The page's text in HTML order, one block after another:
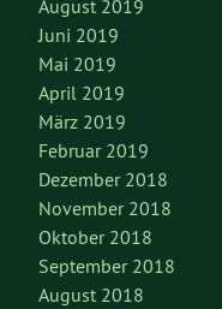
August 2019
Juni 2019
Mai 2019
April 2019
März 2019
Februar 2019
Dezember 2018
November 2018
Oktober 2018
September 2018
August 2018